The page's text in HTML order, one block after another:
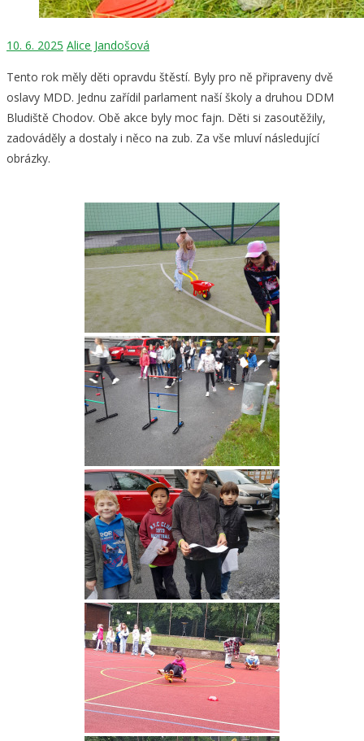
10. 6. 2025 Alice Jandošová
Tento rok měly děti opravdu štěstí. Byly pro ně připraveny dvě
oslavy MDD. Jednu zařídil parlament naší školy a druhou DDM
Bludiště Chodov. Obě akce byly moc fajn. Děti si zasoutěžily,
zadováděly a dostaly i něco na zub. Za vše mluví následující
obrázky.